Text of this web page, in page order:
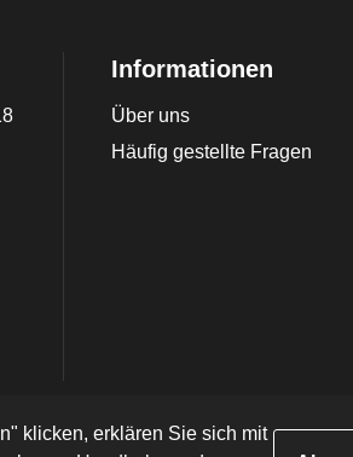
Informationen
Über uns
Häufig gestellte Fragen
klicken, erklären Sie sich mit